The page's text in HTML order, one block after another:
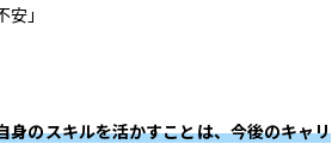
」
身のスキルを活かすことは、今後のキャリ